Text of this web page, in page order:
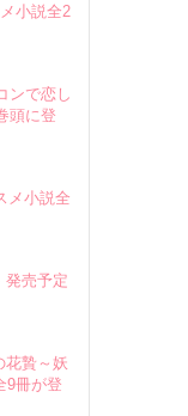
小説全2
ンで恋し
頭に登
メ小説全
発売予定
花贄～妖
9冊が登